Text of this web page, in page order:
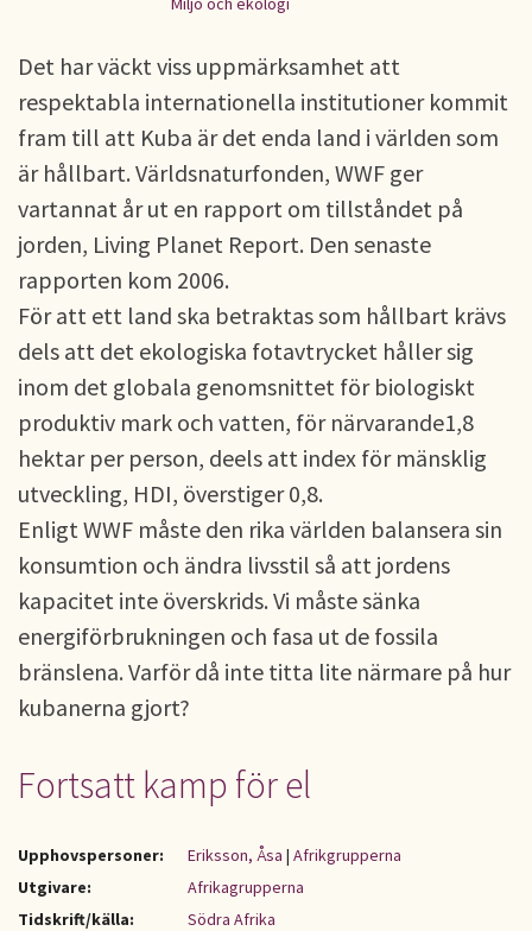
Det har väckt viss uppmärksamhet att
respektabla internationella institutioner kommit
fram till att Kuba är det enda land i världen som
är hållbart. Världsnaturfonden, WWF ger
vartannat år ut en rapport om tillståndet på
jorden, Living Planet Report. Den senaste
rapporten kom 2006.
För att ett land ska betraktas som hållbart krävs
dels att det ekologiska fotavtrycket håller sig
inom det globala genomsnittet för biologiskt
produktiv mark och vatten, för närvarande1,8
hektar per person, deels att index för mänsklig
utveckling, HDI, överstiger 0,8.
Enligt WWF måste den rika världen balansera sin
konsumtion och ändra livsstil så att jordens
kapacitet inte överskrids. Vi måste sänka
energiförbrukningen och fasa ut de fossila
bränslena. Varför då inte titta lite närmare på hur
kubanerna gjort?
Fortsatt kamp för el
Upphovspersoner: Eriksson, Åsa | Afrikgrupperna
Utgivare:
Afrikagrupperna
Tidskrift/källa:
Södra Afrika